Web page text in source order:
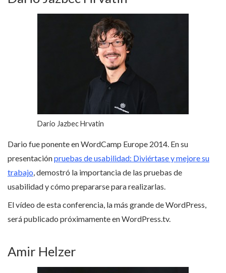
Dario Jazbec Hrvatin
Dario fue ponente en WordCamp Europe 2014. En su
presentaciónpruebas de usabilidad: Diviértase y mejore su
trabajo , demostró la importancia de las pruebas de
usabilidad y cómo prepararse para realizarlas.
El vídeo de esta conferencia, la más grande de WordPress,
será publicado próximamente en WordPress.tv.
Amir Helzer